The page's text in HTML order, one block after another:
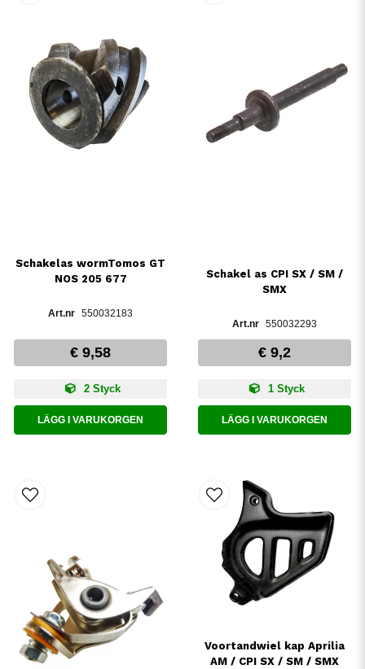
Schakelas wormTomos GT
NOS 205 677
550032183
€ 9,58
2 Styck
LÄGG I VARUKORGEN
Schakel as CPI SX / SM /
SMX
550032293
€ 9,2
1 Styck
LÄGG I VARUKORGEN
Voortandwiel kap Aprilia
AM / CPI SX / SM / SMX